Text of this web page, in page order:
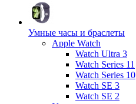
Умные часы и браслеты
Apple Watch
Watch Ultra 3
Watch Series 11
Watch Series 10
Watch SE 3
Watch SE 2